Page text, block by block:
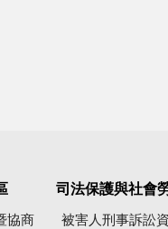
協商
司法保護與社會
被害人刑事訴訟